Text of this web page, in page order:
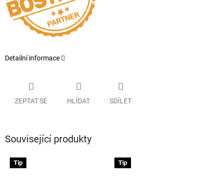
Detailní informace
ZEPTAT SE HLÍDAT SDÍLET
Související produkty
Tip Tip